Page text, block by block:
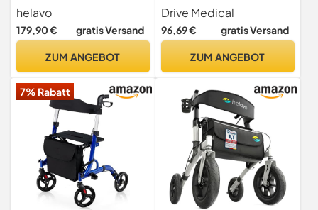
Wendig – Mit Fußstützen,
Aluminium-Rahmen &
Tasche, Perfekt für Reisen
helavo
179,90 € gratis Versand
ZUM ANGEBOT
Indoor und Outdoor
Nutzung I Stabile Gehhilfe
mit Sitz und Rückenlehne I
Gehstockhalter I 6,9kg
belastbar bis 150kg
Drive Medical
96,69 € gratis Versand
ZUM ANGEBOT
7% Rabatt